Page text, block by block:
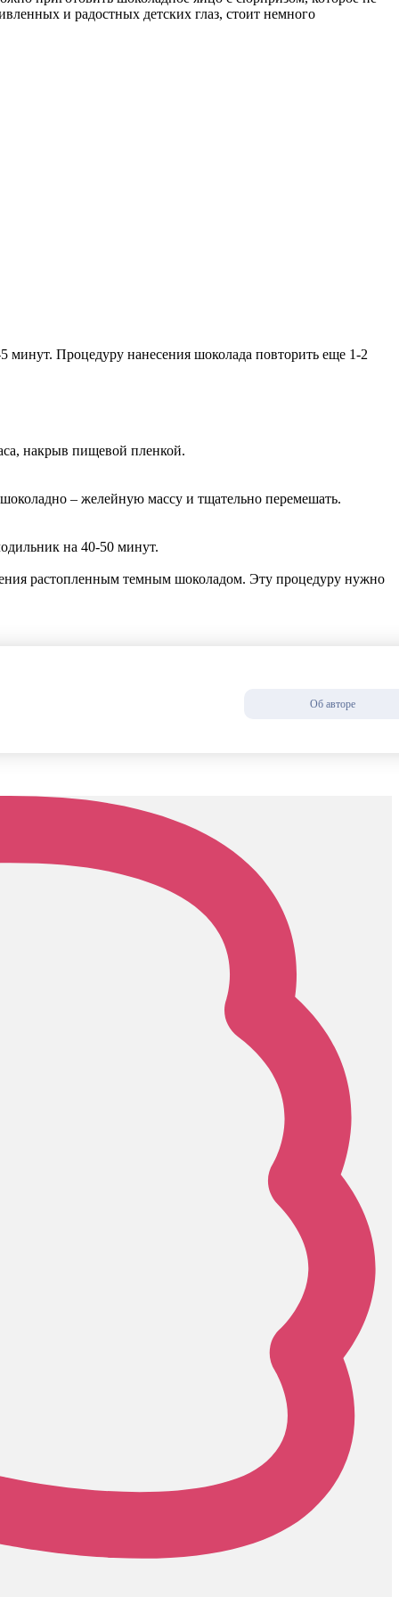
и радостных детских глаз, стоит немного
Процедуру нанесения шоколада повторить еще 1-2
накрыв пищевой пленкой.
– желейную массу и тщательно перемешать.
на 40-50 минут.
растопленным темным шоколадом. Эту процедуру нужно
Об авторе